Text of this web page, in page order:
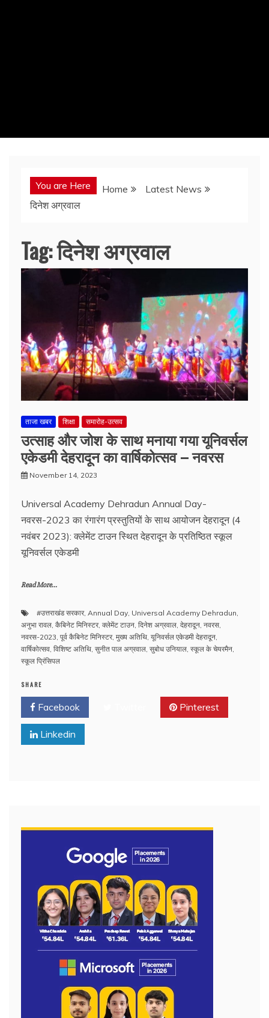
You are Here Home
Latest News
दिनेश अग्रवाल
Tag:दिनेश अग्रवाल
ताजा खबर शिक्षा समारोह-उत्सव
उत्साह और जोश के साथ मनाया गया यूनिवर्सल
एकेडमी देहरादून का वार्षिकोत्सव – नवरस
November 14, 2023
Universal Academy Dehradun Annual Day-
नवरस-2023 का रंगारंग प्रस्तुतियों के साथ आयोजन देहरादून (4
नवंबर 2023): क्लेमेंट टाउन स्थित देहरादून के प्रतिष्ठित स्कूल
यूनिवर्सल एकेडमी
Read More...
#उत्तराखंड सरकार, Annual Day, Universal Academy Dehradun,
अनुभा रावल, कैबिनेट मिनिस्टर, क्लेमेंट टाउन, दिनेश अग्रवाल, देहरादून, नवरस,
नवरस-2023, पूर्व कैबिनेट मिनिस्टर, मुख्य अतिथि, यूनिवर्सल एकेडमी देहरादून,
वार्षिकोत्सव, विशिष्ट अतिथि, सुनीत पाल अग्रवाल, सुबोध उनियाल, स्कूल के चेयरमैन,
स्कूल प्रिंसिपल
SHARE
Facebook Pinterest
Linkedin